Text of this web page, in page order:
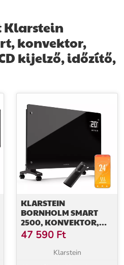
és máris kész.
még ma, és élvezze a
otthonában!
Klarstein
konvektor,
kijelző, időzítő,
KLARSTEIN
BORNHOLM SMART
2500, KONVEKTOR,
2500 W, WIFI, LED, IP24
47 590 Ft
Klarstein